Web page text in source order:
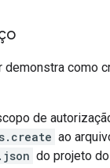
demonstra como
de
ao
do projeto